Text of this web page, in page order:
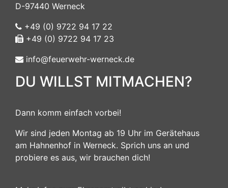
D-97440 Werneck
+49 (0) 9722 94 17 22
+49 (0) 9722 94 17 23
info@feuerwehr-werneck.de
DU WILLST MITMACHEN?
Dann komm einfach vorbei!
Wir sind jeden Montag ab 19 Uhr im Gerätehaus
am Hahnenhof in Werneck. Sprich uns an und
probiere es aus, wir brauchen dich!